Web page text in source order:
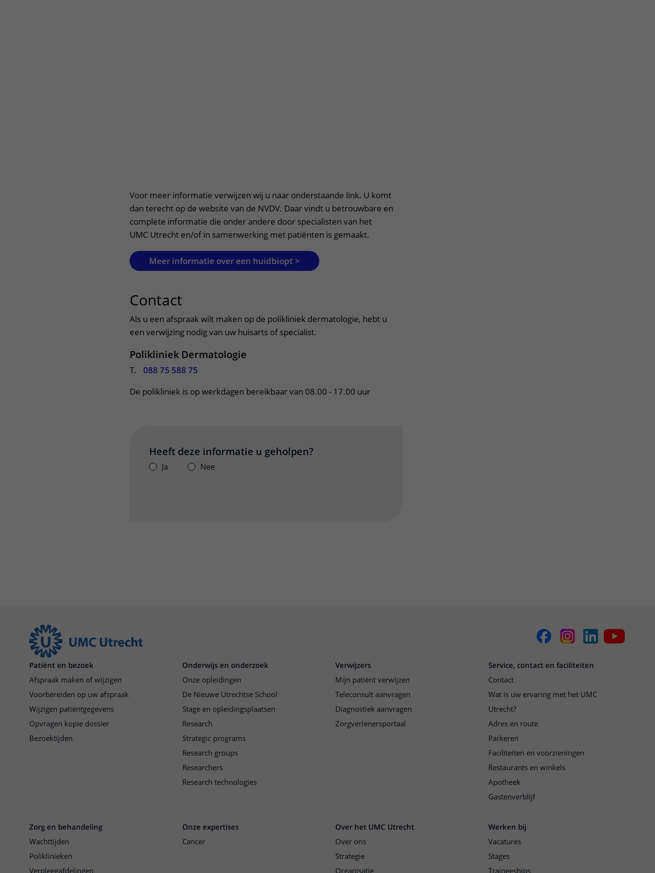
Voor meer informatie verwijzen wij u naar onderstaande link. U komt
dan terecht op de website van de NVDV. Daar vindt u betrouwbare en
complete informatie die onder andere door specialisten van het
UMC Utrecht en/of in samenwerking met patiënten is gemaakt.
Meer informatie over een huidbiopt >
Contact
Als u een afspraak wilt maken op de polikliniek dermatologie, hebt u
een verwijzing nodig van uw huisarts of specialist.
Polikliniek Dermatologie
T.
088 75 588 75
De polikliniek is op werkdagen bereikbaar van 08.00 - 17.00 uur
Heeft deze informatie u geholpen?
Ja Nee
Patiënt en bezoek
Afspraak maken of wijzigen
Voorbereiden op uw afspraak
Wijzigen patiëntgegevens
Opvragen kopie dossier
Bezoektijden
Onderwijs en onderzoek
Onze opleidingen
De Nieuwe Utrechtse School
Stage en opleidingsplaatsen
Research
Strategic programs
Research groups
Researchers
Research technologies
Verwijzers
Mijn patiënt verwijzen
Teleconsult aanvragen
Diagnostiek aanvragen
Zorgverlenersportaal
Service, contact en faciliteiten
Contact
Wat is uw ervaring met het UMC
Utrecht?
Adres en route
Parkeren
Faciliteiten en voorzieningen
Restaurants en winkels
Apotheek
Gastenverblijf
Zorg en behandeling
Wachttijden
Poliklinieken
Verpleegafdelingen
Onze expertises
Cancer
Over het UMC Utrecht
Over ons
Strategie
Organisatie
Werken bij
Vacatures
Stages
Traineeships